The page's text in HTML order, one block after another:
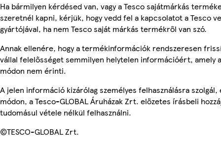
Ha bármilyen kérdésed van, vagy a Tesco sajátmárkás
szeretnél kapni, kérjük, hogy vedd fel a kapcsolatot a Tesco
gyártójával, ha nem Tesco saját márkás termékről van szó.
Annak ellenére, hogy a termékinformációk rendszeresen
vállal felelősséget semmilyen helytelen információért, amely
módon nem érinti.
A jelen információ kizárólag személyes felhasználásra
módon, a Tesco-GLOBAL Áruházak Zrt. előzetes írásbeli
tudomásul vétele nélkül felhasználni.
©TESCO-GLOBAL Zrt.